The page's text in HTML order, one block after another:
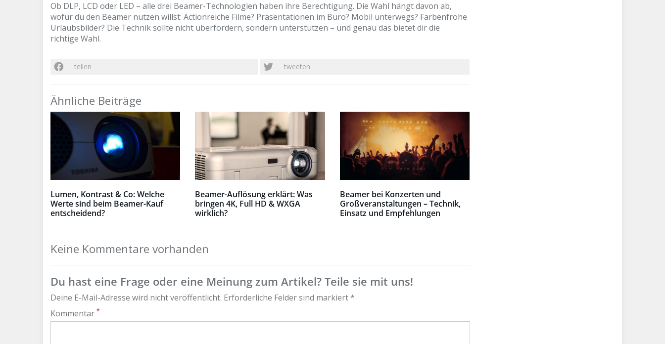
Ob DLP, LCD oder LED – alle drei Beamer-Technologien haben ihre Berechtigung. Die Wahl hängt davon ab,
wofür du den Beamer nutzen willst: Actionreiche Filme? Präsentationen im Büro? Mobil unterwegs? Farbenfrohe
Urlaubsbilder? Die Technik sollte nicht überfordern, sondern unterstützen – und genau das bietet dir die
richtige Wahl.
teilen tweeten
Ähnliche Beiträge
Lumen, Kontrast & Co: Welche
Werte sind beim Beamer-Kauf
entscheidend?
Beamer-Auflösung erklärt: Was
bringen 4K, Full HD & WXGA
wirklich?
Beamer bei Konzerten und
Großveranstaltungen – Technik,
Einsatz und Empfehlungen
Keine Kommentare vorhanden
Du hast eine Frage oder eine Meinung zum Artikel? Teile sie mit uns!
Deine E-Mail-Adresse wird nicht veröffentlicht. Erforderliche Felder sind markiert *
Kommentar *